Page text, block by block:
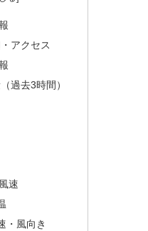
アクセス
過去3時間）
速
・風向き